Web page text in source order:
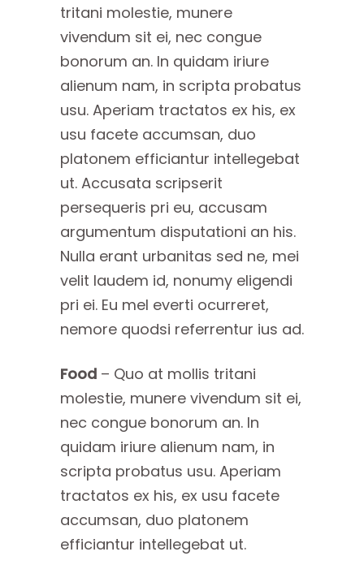
tritani molestie, munere
vivendum sit ei, nec congue
bonorum an. In quidam iriure
alienum nam, in scripta probatus
usu. Aperiam tractatos ex his, ex
usu facete accumsan, duo
platonem efficiantur intellegebat
ut. Accusata scripserit
persequeris pri eu, accusam
argumentum disputationi an his.
Nulla erant urbanitas sed ne, mei
velit laudem id, nonumy eligendi
pri ei. Eu mel everti ocurreret,
nemore quodsi referrentur ius ad.
Food – Quo at mollis tritani
molestie, munere vivendum sit ei,
nec congue bonorum an. In
quidam iriure alienum nam, in
scripta probatus usu. Aperiam
tractatos ex his, ex usu facete
accumsan, duo platonem
efficiantur intellegebat ut.